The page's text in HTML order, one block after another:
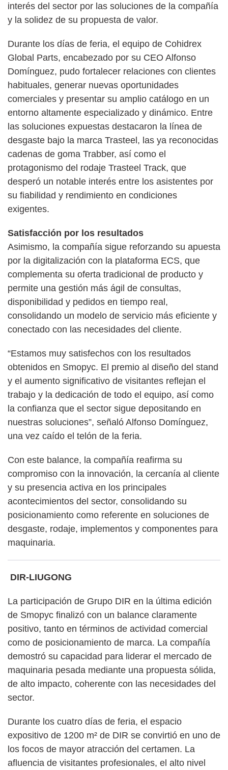
interés del sector por las soluciones de la compañía
y la solidez de su propuesta de valor.
Durante los días de feria, el equipo de Cohidrex
Global Parts, encabezado por su CEO Alfonso
Domínguez, pudo fortalecer relaciones con clientes
habituales, generar nuevas oportunidades
comerciales y presentar su amplio catálogo en un
entorno altamente especializado y dinámico. Entre
las soluciones expuestas destacaron la línea de
desgaste bajo la marca Trasteel, las ya reconocidas
cadenas de goma Trabber, así como el
protagonismo del rodaje Trasteel Track, que
desperó un notable interés entre los asistentes por
su fiabilidad y rendimiento en condiciones
exigentes.
Satisfacción por los resultados
Asimismo, la compañía sigue reforzando su apuesta
por la digitalización con la plataforma ECS, que
complementa su oferta tradicional de producto y
permite una gestión más ágil de consultas,
disponibilidad y pedidos en tiempo real,
consolidando un modelo de servicio más eficiente y
conectado con las necesidades del cliente.
“Estamos muy satisfechos con los resultados
obtenidos en Smopyc. El premio al diseño del stand
y el aumento significativo de visitantes reflejan el
trabajo y la dedicación de todo el equipo, así como
la confianza que el sector sigue depositando en
nuestras soluciones”, señaló Alfonso Domínguez,
una vez caído el telón de la feria.
Con este balance, la compañía reafirma su
compromiso con la innovación, la cercanía al cliente
y su presencia activa en los principales
acontecimientos del sector, consolidando su
posicionamiento como referente en soluciones de
desgaste, rodaje, implementos y componentes para
maquinaria.
DIR-LIUGONG
La participación de Grupo DIR en la última edición
de Smopyc finalizó con un balance claramente
positivo, tanto en términos de actividad comercial
como de posicionamiento de marca. La compañía
demostró su capacidad para liderar el mercado de
maquinaria pesada mediante una propuesta sólida,
de alto impacto, coherente con las necesidades del
sector.
Durante los cuatro días de feria, el espacio
expositivo de 1200 m² de DIR se convirtió en uno de
los focos de mayor atracción del certamen. La
afluencia de visitantes profesionales, el alto nivel